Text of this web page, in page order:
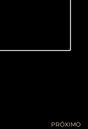
PRÓXIMO